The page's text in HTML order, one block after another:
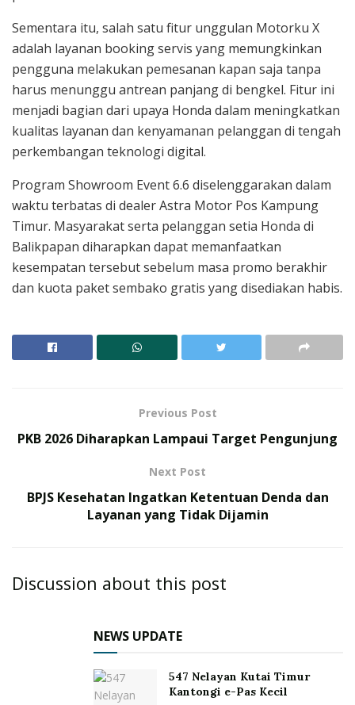
Sementara itu, salah satu fitur unggulan Motorku X
adalah layanan booking servis yang memungkinkan
pengguna melakukan pemesanan kapan saja tanpa
harus menunggu antrean panjang di bengkel. Fitur ini
menjadi bagian dari upaya Honda dalam meningkatkan
kualitas layanan dan kenyamanan pelanggan di tengah
perkembangan teknologi digital.
Program Showroom Event 6.6 diselenggarakan dalam
waktu terbatas di dealer Astra Motor Pos Kampung
Timur. Masyarakat serta pelanggan setia Honda di
Balikpapan diharapkan dapat memanfaatkan
kesempatan tersebut sebelum masa promo berakhir
dan kuota paket sembako gratis yang disediakan habis.
Previous Post
PKB 2026 Diharapkan Lampaui Target Pengunjung
Next Post
BPJS Kesehatan Ingatkan Ketentuan Denda dan
Layanan yang Tidak Dijamin
Discussion about this post
NEWS UPDATE
547 Nelayan Kutai Timur
Kantongi e-Pas Kecil